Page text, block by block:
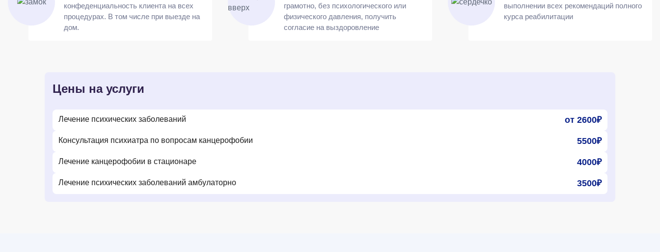
конфеденциальность клиента на всех
процедурах. В том числе при выезде на
дом.
грамотно, без психологического или
физического давления, получить
согласие на выздоровление
выполнении всех рекомендаций полного
курса реабилитации
Цены на услуги
Лечение психических заболеваний от 2600₽
Консультация психиатра по вопросам канцерофобии 5500₽
Лечение канцерофобии в стационаре 4000₽
Лечение психических заболеваний амбулаторно 3500₽